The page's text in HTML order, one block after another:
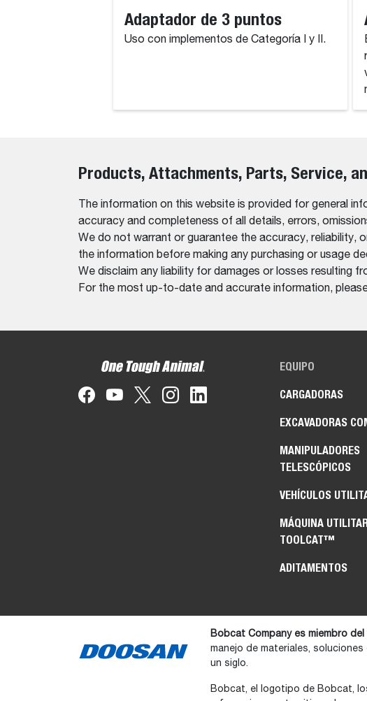
Adaptador de 3 puntos
Uso con implementos de Categoría I y II.
Products, Attachments, Parts, Service,
The information on this website is provided for general
accuracy and completeness of all details, errors,
We do not warrant or guarantee the accuracy, reliability,
the information before making any purchasing or usage
We disclaim any liability for damages or losses resulting
For the most up-to-date and accurate information,
EQUIPO
CARGADORAS
EXCAVADORAS
MANIPULADORES
TELESCÓPICOS
VEHÍCULOS
MÁQUINA
TOOLCAT™
ADITAMENTOS
Bobcat Company es miembro
manejo de materiales,
un siglo.
Bobcat, el logotipo de Bobcat,